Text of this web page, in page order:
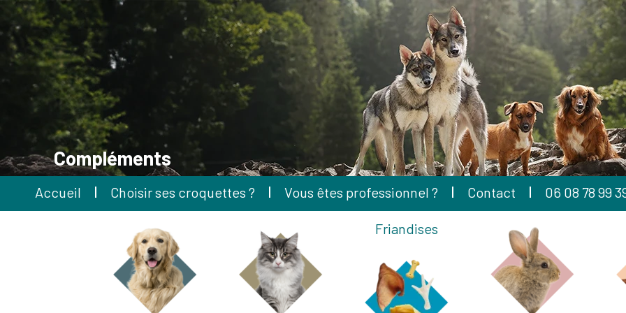
Compléments
Accueil Choisir ses croquettes ? Vous êtes professionnel ? Contact 06 08 78 99
Friandises